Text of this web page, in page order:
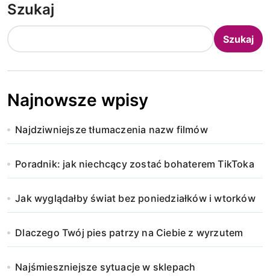
Szukaj
Szukaj
Najnowsze wpisy
Najdziwniejsze tłumaczenia nazw filmów
Poradnik: jak niechcący zostać bohaterem TikToka
Jak wyglądałby świat bez poniedziałków i wtorków
Dlaczego Twój pies patrzy na Ciebie z wyrzutem
Najśmieszniejsze sytuacje w sklepach